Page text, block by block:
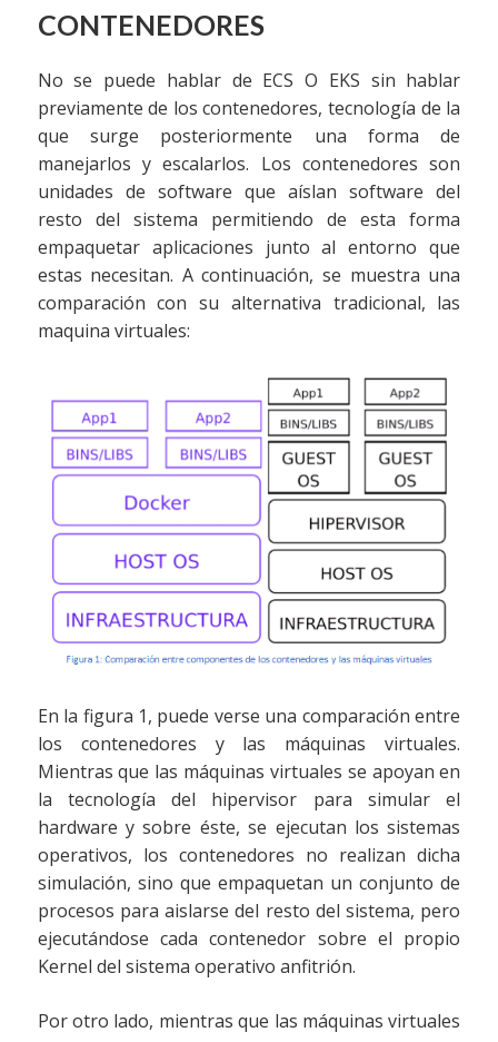
CONTENEDORES
No se puede hablar de ECS O EKS sin hablar
previamente de los contenedores, tecnología de la
que surge posteriormente una forma de
manejarlos y escalarlos. Los contenedores son
unidades de software que aíslan software del
resto del sistema permitiendo de esta forma
empaquetar aplicaciones junto al entorno que
estas necesitan. A continuación, se muestra una
comparación con su alternativa tradicional, las
maquina virtuales:
En la figura 1, puede verse una comparación entre
los contenedores y las máquinas virtuales.
Mientras que las máquinas virtuales se apoyan en
la tecnología del hipervisor para simular el
hardware y sobre éste, se ejecutan los sistemas
operativos, los contenedores no realizan dicha
simulación, sino que empaquetan un conjunto de
procesos para aislarse del resto del sistema, pero
ejecutándose cada contenedor sobre el propio
Kernel del sistema operativo anfitrión.
Por otro lado, mientras que las máquinas virtuales